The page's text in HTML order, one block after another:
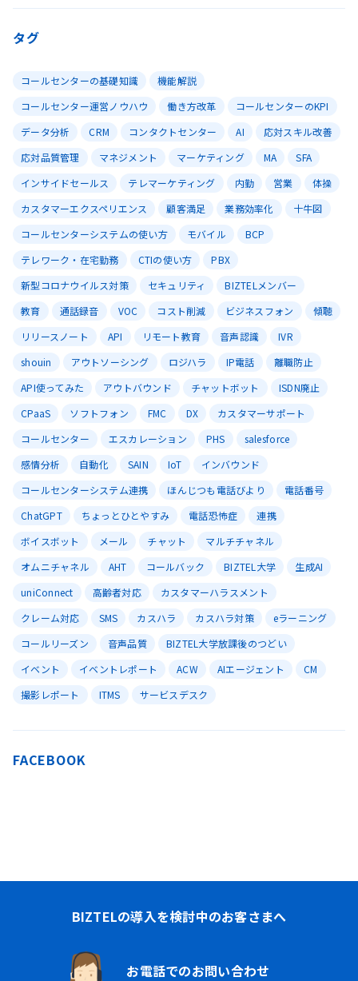
タグ
コールセンターの基礎知識
機能解説
コールセンター運営ノウハウ
働き方改革
コールセンターのKPI
データ分析
CRM コンタクトセンター AI
応対スキル改善
応対品質管理
マネジメント マーケティング MA
SFA
インサイドセールス
テレマーケティング 内勤 営業
体操
カスタマーエクスペリエンス
顧客満足 業務効率化
十牛図
コールセンターシステムの使い方
モバイル
BCP
テレワーク・在宅勤務
CTIの使い方
PBX
新型コロナウイルス対策
セキュリティ
BIZTELメンバー
教育
通話録音 VOC コスト削減 ビジネスフォン
傾聴
リリースノート
API リモート教育 音声認識
IVR
shouin
アウトソーシング ロジハラ IP電話
離職防止
API使ってみた
アウトバウンド チャットボット
ISDN廃止
CPaaS
ソフトフォン FMC DX
カスタマーサポート
コールセンター
エスカレーション PHS
salesforce
感情分析
自動化 SAIN IoT
インバウンド
コールセンターシステム連携
ほんじつも電話びより
電話番号
ChatGPT
ちょっとひとやすみ 電話恐怖症
連携
ボイスボット
メール チャット
マルチチャネル
オムニチャネル
AHT コールバック BIZTEL大学
生成AI
uniConnect
高齢者対応
カスタマーハラスメント
クレーム対応
SMS カスハラ カスハラ対策
eラーニング
コールリーズン
音声品質
BIZTEL大学放課後のつどい
イベント
イベントレポート ACW AIエージェント
CM
撮影レポート
ITMS サービスデスク
FACEBOOK
BIZTELの導入を検討中のお客さまへ
お電話でのお問い合わせ